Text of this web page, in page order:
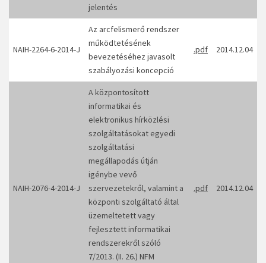
jelentés
NAIH-2264-6-2014-J
Az arcfelismerő rendszer
működtetésének
bevezetéséhez javasolt
szabályozási koncepció
.pdf 2014.12.04
NAIH-2076-4-2014-J
A központosított
informatikai és
elektronikus hírközlési
szolgáltatásokat egyedi
szolgáltatási
megállapodás útján
igénybe vevő
szervezetekről, valamint a
központi szolgáltató által
üzemeltetett vagy
fejlesztett informatikai
rendszerekről szóló
7/2013. (II. 26.) NFM
.pdf 2014.12.04